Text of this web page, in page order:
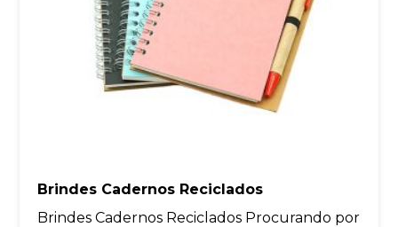
Brindes Cadernos Reciclados
Brindes Cadernos Reciclados Procurando por